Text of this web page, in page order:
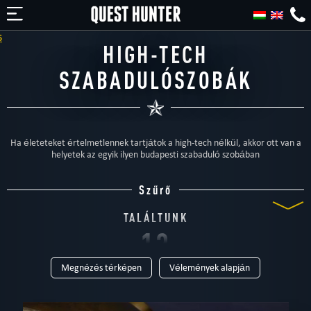
HIGH-TECH
SZABADULÓSZOBÁK
Ha életeteket értelmetlennek tartjátok a high-tech nélkül, akkor ott van a
helyetek az egyik ilyen budapesti szabaduló szobában
Szűrő
TALÁLTUNK
13
SZABADULÓSZOBÁT
Mind Szabadulószoba Otthoni
Megnézés térképen Vélemények alapján